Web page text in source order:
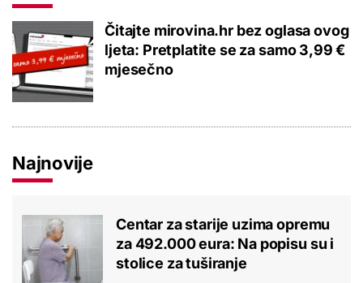
Čitajte mirovina.hr bez oglasa ovog
ljeta: Pretplatite se za samo 3,99 €
mjesečno
Najnovije
Centar za starije uzima opremu
za 492.000 eura: Na popisu su i
stolice za tuširanje